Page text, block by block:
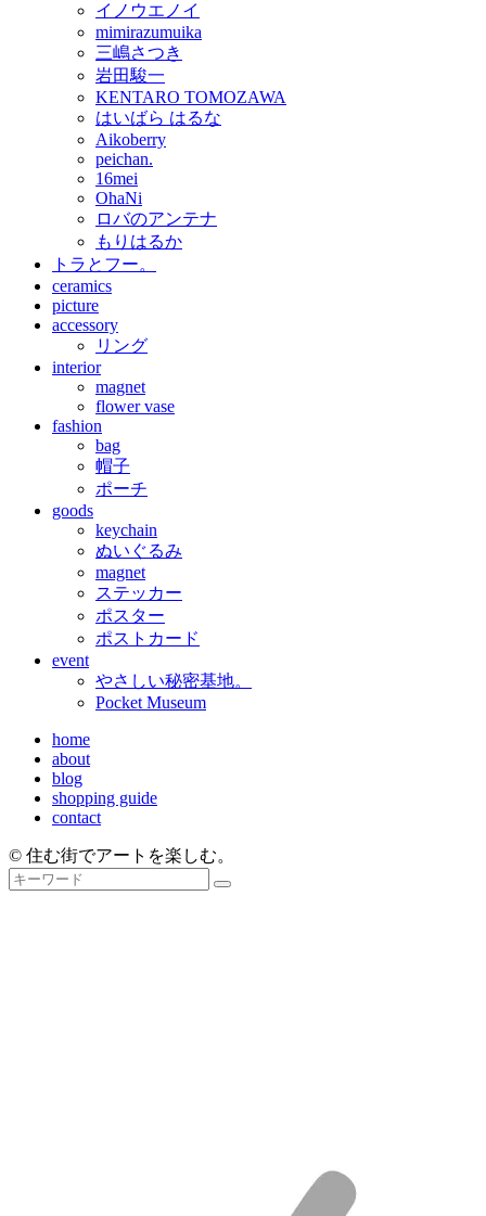
イノウエノイ
mimirazumuika
三嶋さつき
岩田駿一
KENTARO TOMOZAWA
はいばら はるな
Aikoberry
peichan.
16mei
OhaNi
ロバのアンテナ
もりはるか
トラとフー。
ceramics
picture
accessory
リング
interior
magnet
flower vase
fashion
bag
帽子
ポーチ
goods
keychain
ぬいぐるみ
magnet
ステッカー
ポスター
ポストカード
event
やさしい秘密基地。
Pocket Museum
home
about
blog
shopping guide
contact
© 住む街でアートを楽しむ。